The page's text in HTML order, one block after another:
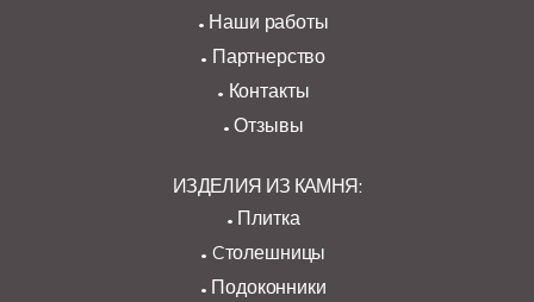
Наши работы
Партнерство
Контакты
Отзывы
ИЗДЕЛИЯ ИЗ КАМНЯ:
Плитка
Cтолешницы
Подоконники